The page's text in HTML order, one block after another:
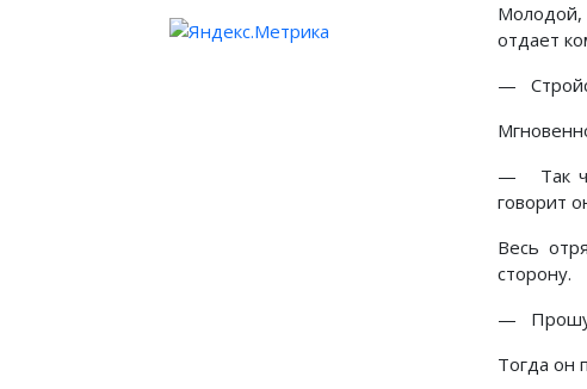
Молодой,
отдает
—
— Так
говорит
Весь
сторону.
— Прошу
Тогда он